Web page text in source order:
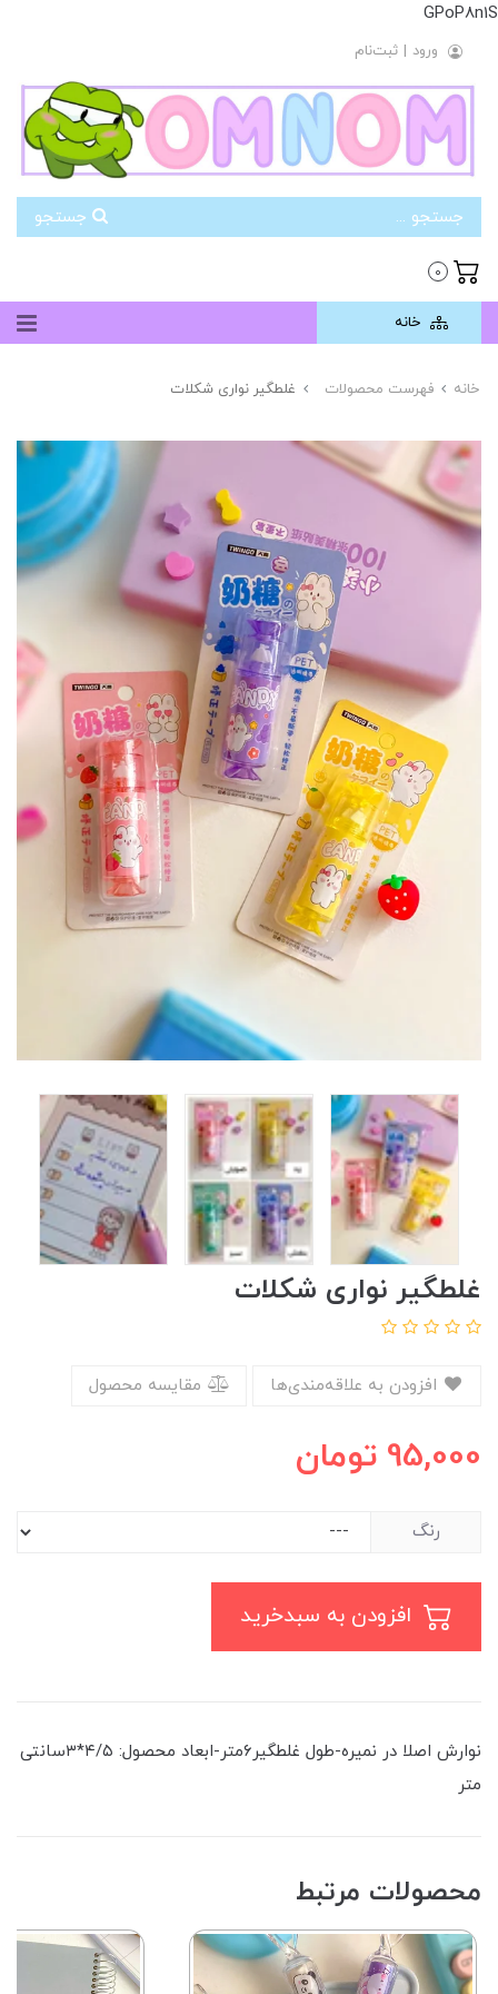
GPoP8n1S
ورود | ثبت‌نام
0
خانه
خانه فهرست محصولات غلطگیر نواری شکلات
غلطگیر نواری شکلات
مقایسه محصول
95,000 تومان
رنگ
نوارش اصلا در نمیره-طول غلطگیر۶متر-ابعاد محصول: ۴/۵*۳سانتی
متر
محصولات مرتبط